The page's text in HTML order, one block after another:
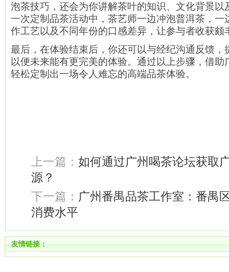
泡茶技巧，还会为你讲解茶叶的知识、文化背景以
一次定制品茶活动中，茶艺师一边冲泡普洱茶，一
作工艺以及不同年份的口感差异，让参与者收获颇
最后，在体验结束后，你还可以与经纪沟通反馈，
以便未来能有更完美的体验。通过以上步骤，借
轻松定制出一场令人难忘的高端品茶体验。
上一篇： 如何通过广州喝茶论坛获取
源？
下一篇： 广州番禺品茶工作室：番禺
消费水平
友情链接：